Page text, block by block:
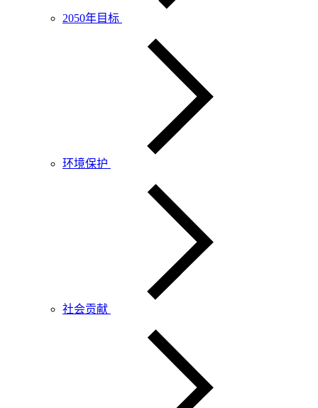
2050年目标
环境保护
社会贡献